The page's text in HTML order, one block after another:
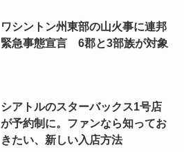
ワシントン州東部の山火事に連邦
緊急事態宣言 6郡と3部族が対象
シアトルのスターバックス1号店
が予約制に。ファンなら知ってお
きたい、新しい入店方法